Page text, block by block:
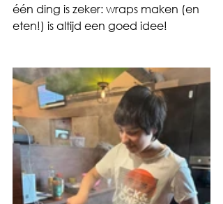
één ding is zeker: wraps maken (en
eten!) is altijd een goed idee!